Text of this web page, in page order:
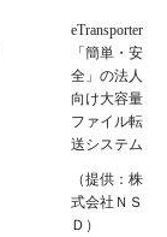
eTransporter
「簡単・安
全」の法人
向け大容量
ファイル転
送システム
（提供：株
式会社ＮＳ
Ｄ）